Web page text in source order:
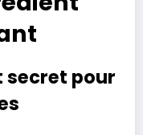
secret pour